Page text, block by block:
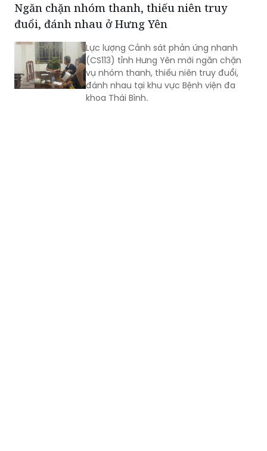
cơ sở y tế, sự hài lòng của người bệnh
không chỉ là mục tiêu hướng tới mà
đánh giá chất lượng hoạt động của
mỗi đơn vị.
Ngăn chặn nhóm thanh, thiếu niên truy
đuổi, đánh nhau ở Hưng Yên
Lực lượng Cảnh sát phản ứng nhanh
(CS113) tỉnh Hưng Yên mới ngăn chặn
vụ nhóm thanh, thiếu niên truy đuổi,
đánh nhau tại khu vực Bệnh viện đa
khoa Thái Bình.